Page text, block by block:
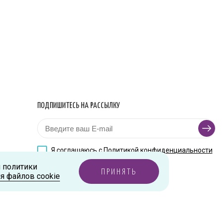
ПОДПИШИТЕСЬ НА РАССЫЛКУ
Я соглашаюсь сПолитикой конфиденциальности
файлов cookie
ПРИНЯТЬ